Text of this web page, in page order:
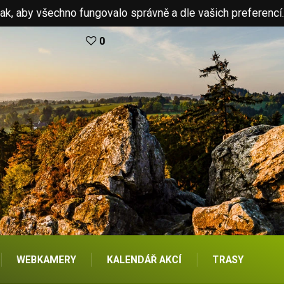
aby všechno fungovalo správně a dle vašich preferencí.
0
WEBKAMERY KALENDÁŘ AKCÍ TRASY